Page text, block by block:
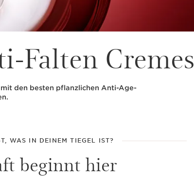
Falten Cremes
den besten pflanzlichen Anti-Age-
WAS IN DEINEM TIEGEL IST?
beginnt hier